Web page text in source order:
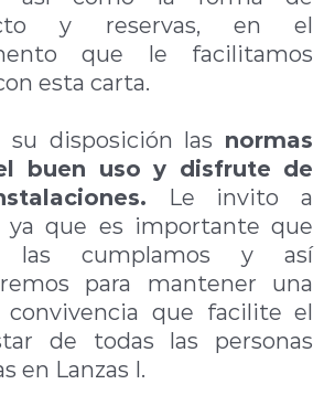
y reservas, en el
que le facilitamos
esta carta.
su disposición las normas
buen uso y disfrute de
Le invito a
ya que es importante que
las cumplamos y así
para mantener una
convivencia que facilite el
de todas las personas
en Lanzas I.